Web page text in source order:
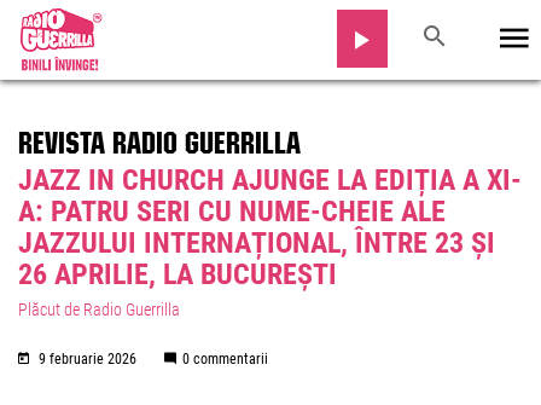
REVISTA RADIO GUERRILLA
JAZZ IN CHURCH AJUNGE LA EDIȚIA A XI-
A: PATRU SERI CU NUME-CHEIE ALE
JAZZULUI INTERNAȚIONAL, ÎNTRE 23 ȘI
26 APRILIE, LA BUCUREȘTI
Plăcut de Radio Guerrilla
9 februarie 2026 0 commentarii